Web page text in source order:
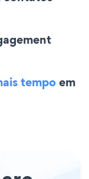
tempoem